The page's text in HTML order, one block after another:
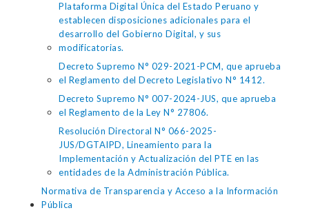
Plataforma Digital Única del Estado Peruano y
establecen disposiciones adicionales para el
desarrollo del Gobierno Digital, y sus
modificatorias.
Decreto Supremo N° 029-2021-PCM, que aprueba
el Reglamento del Decreto Legislativo N° 1412.
Decreto Supremo N° 007-2024-JUS, que aprueba
el Reglamento de la Ley N° 27806.
Resolución Directoral N° 066-2025-
JUS/DGTAIPD, Lineamiento para la
Implementación y Actualización del PTE en las
entidades de la Administración Pública.
Normativa de Transparencia y Acceso a la Información
Pública